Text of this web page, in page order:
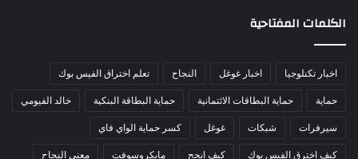
الكلمات المفتاحية
اخبار تكنلوجيا اخبار غوغل النجاح تعلم اختراق الفيس بوك
حماية حماية البطاقات الائتمانية حماية البطاقة البنكية خالد الفيومي
سيرفرات شبكات غوغل كسر حماية الواي فاي
كيف اخترق الفيس بوك كيف انجح مايكروسوفت معنى النجاح